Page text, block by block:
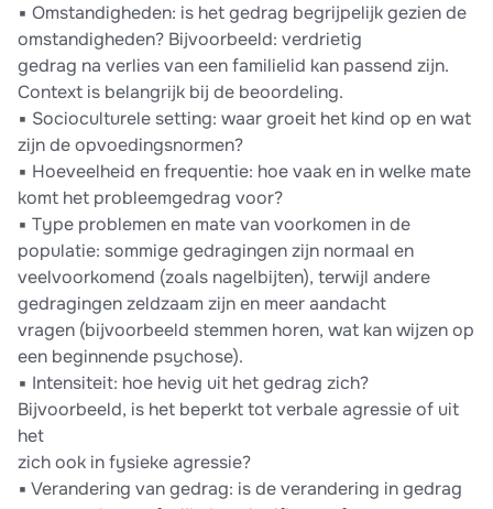
▪ Omstandigheden: is het gedrag begrijpelijk gezien de
omstandigheden? Bijvoorbeeld: verdrietig
gedrag na verlies van een familielid kan passend zijn.
Context is belangrijk bij de beoordeling.
▪ Socioculturele setting: waar groeit het kind op en wat
zijn de opvoedingsnormen?
▪ Hoeveelheid en frequentie: hoe vaak en in welke mate
komt het probleemgedrag voor?
▪ Type problemen en mate van voorkomen in de
populatie: sommige gedragingen zijn normaal en
veelvoorkomend (zoals nagelbijten), terwijl andere
gedragingen zeldzaam zijn en meer aandacht
vragen (bijvoorbeeld stemmen horen, wat kan wijzen op
een beginnende psychose).
▪ Intensiteit: hoe hevig uit het gedrag zich?
Bijvoorbeeld, is het beperkt tot verbale agressie of uit
het
zich ook in fysieke agressie?
▪ Verandering van gedrag: is de verandering in gedrag